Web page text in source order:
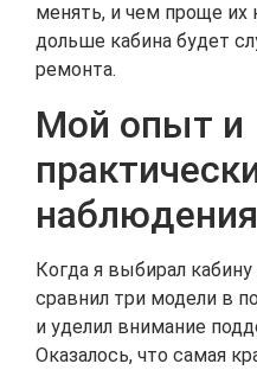
менять, и чем проще их
дольше кабина будет
ремонта.
Мой опыт и
наблюдения
Когда я выбирал
сравнил три модели в
и уделил внимание
Оказалось, что самая